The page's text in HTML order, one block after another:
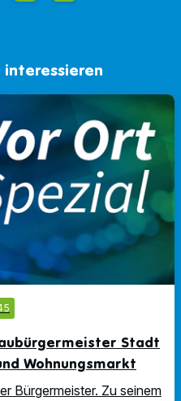
interessieren
Stadt
Wohnungsmarkt
Bürgermeister. Zu seinem